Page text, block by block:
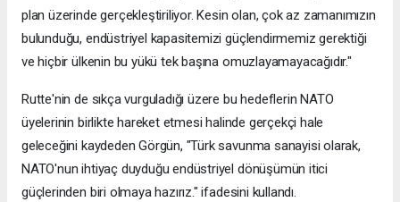
plan üzerinde gerçekleştiriliyor. Kesin olan, çok az zamanımızın
bulunduğu, endüstriyel kapasitemizi güçlendirmemiz gerektiği
ve hiçbir ülkenin bu yükü tek başına omuzlayamayacağıdır."
Rutte'nin de sıkça vurguladığı üzere bu hedeflerin NATO
üyelerinin birlikte hareket etmesi halinde gerçekçi hale
geleceğini kaydeden Görgün, "Türk savunma sanayisi olarak,
NATO'nun ihtiyaç duyduğu endüstriyel dönüşümün itici
güçlerinden biri olmaya hazırız." ifadesini kullandı.